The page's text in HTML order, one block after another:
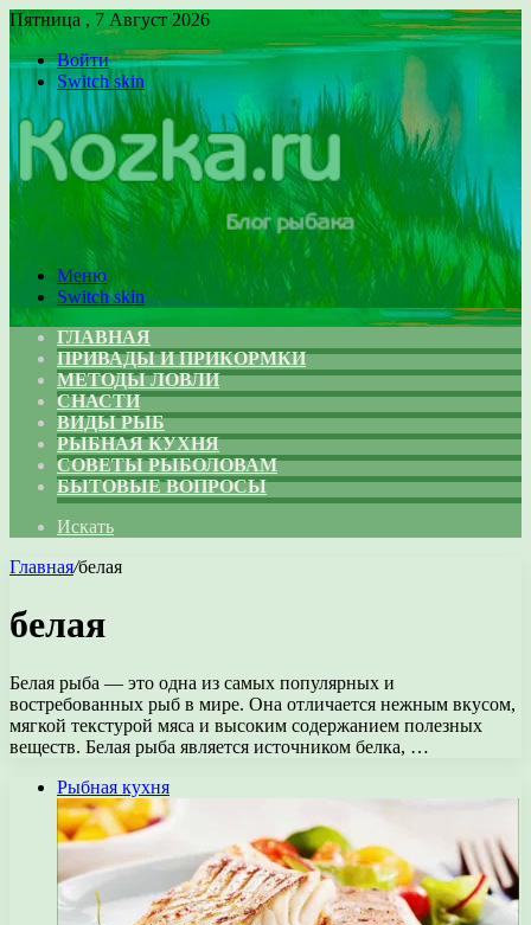
Пятница , 7 Август 2026
Войти
Switch skin
Меню
Switch skin
ГЛАВНАЯ
ПРИВАДЫ И ПРИКОРМКИ
МЕТОДЫ ЛОВЛИ
СНАСТИ
ВИДЫ РЫБ
РЫБНАЯ КУХНЯ
СОВЕТЫ РЫБОЛОВАМ
БЫТОВЫЕ ВОПРОСЫ
Искать
Главная/белая
белая
Белая рыба — это одна из самых популярных и
востребованных рыб в мире. Она отличается нежным вкусом,
мягкой текстурой мяса и высоким содержанием полезных
веществ. Белая рыба является источником белка, …
Рыбная кухня